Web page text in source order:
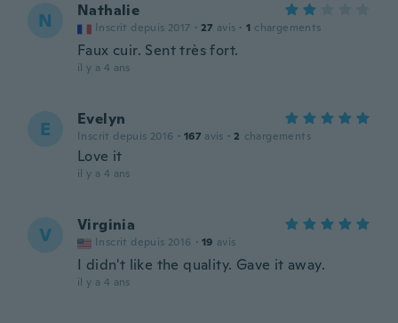
N Nathalie
Inscrit depuis 2017 · 27 avis · 1 chargements
Faux cuir. Sent très fort.
il y a 4 ans
E Evelyn
Inscrit depuis 2016 · 167 avis · 2 chargements
Love it
il y a 4 ans
V Virginia
Inscrit depuis 2016 · 19 avis
I didn't like the quality. Gave it away.
il y a 4 ans